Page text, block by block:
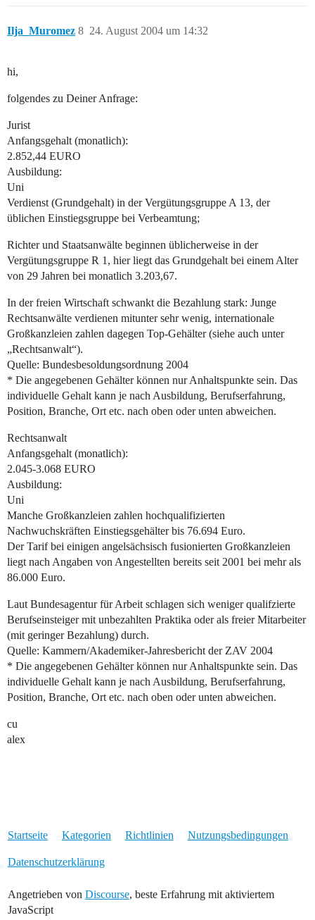
Ilja_Muromez 24. August 2004 um 14:32
8
hi,
folgendes zu Deiner Anfrage:
Jurist
Anfangsgehalt (monatlich):
2.852,44 EURO
Ausbildung:
Uni
Verdienst (Grundgehalt) in der Vergütungsgruppe A 13, der
üblichen Einstiegsgruppe bei Verbeamtung;
Richter und Staatsanwälte beginnen üblicherweise in der
Vergütungsgruppe R 1, hier liegt das Grundgehalt bei einem Alter
von 29 Jahren bei monatlich 3.203,67.
In der freien Wirtschaft schwankt die Bezahlung stark: Junge
Rechtsanwälte verdienen mitunter sehr wenig, internationale
Großkanzleien zahlen dagegen Top-Gehälter (siehe auch unter
„Rechtsanwalt“).
Quelle: Bundesbesoldungsordnung 2004
* Die angegebenen Gehälter können nur Anhaltspunkte sein. Das
individuelle Gehalt kann je nach Ausbildung, Berufserfahrung,
Position, Branche, Ort etc. nach oben oder unten abweichen.
Rechtsanwalt
Anfangsgehalt (monatlich):
2.045-3.068 EURO
Ausbildung:
Uni
Manche Großkanzleien zahlen hochqualifizierten
Nachwuchskräften Einstiegsgehälter bis 76.694 Euro.
Der Tarif bei einigen angelsächsisch fusionierten Großkanzleien
liegt nach Angaben von Angestellten bereits seit 2001 bei mehr als
86.000 Euro.
Laut Bundesagentur für Arbeit schlagen sich weniger qualifzierte
Berufseinsteiger mit unbezahlten Praktika oder als freier Mitarbeiter
(mit geringer Bezahlung) durch.
Quelle: Kammern/Akademiker-Jahresbericht der ZAV 2004
* Die angegebenen Gehälter können nur Anhaltspunkte sein. Das
individuelle Gehalt kann je nach Ausbildung, Berufserfahrung,
Position, Branche, Ort etc. nach oben oder unten abweichen.
cu
alex
Startseite Kategorien Richtlinien Nutzungsbedingungen
Datenschutzerklärung
Angetrieben von Discourse, beste Erfahrung mit aktiviertem
JavaScript